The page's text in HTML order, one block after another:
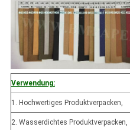
Verwendung:
1. Hochwertiges Produktverpacken,
2. Wasserdichtes Produktverpacken,